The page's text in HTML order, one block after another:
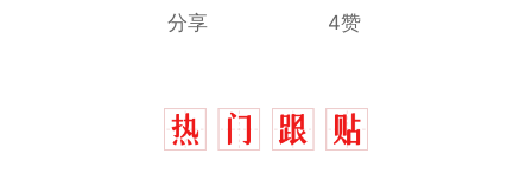
分享 4赞